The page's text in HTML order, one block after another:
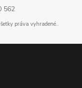
562
práva vyhradené..